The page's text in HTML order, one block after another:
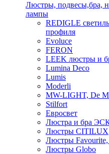
Люстры, подвесы,бра,
лампы
REDIGLE
профиля
Evoluce
FERON
LEEK люстры и
Lumina Deco
Lumis
Moderli
MW-LIGHT, De
Stilfort
Евросвет
Люстра и бра
Люстры CITILUX
Люстры Favourite,
Люстры Globo